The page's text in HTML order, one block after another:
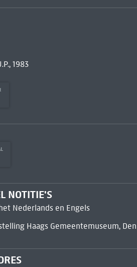
1983
NOTITIE'S
Nederlands en Engels
Haags Gemeentemuseum, Den